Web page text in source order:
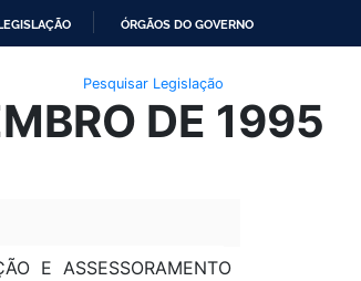
ÓRGÃOS DO GOVERNO
Pesquisar Legislação
DE 1995
E ASSESSORAMENTO